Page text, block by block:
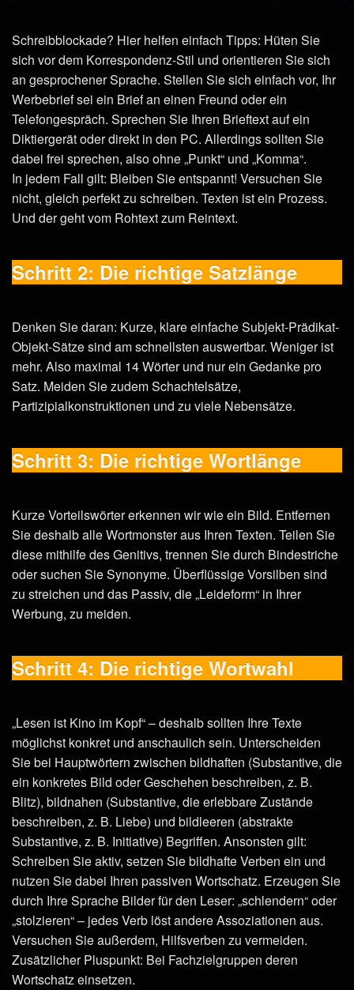
Schreibblockade? Hier helfen einfach Tipps: Hüten Sie
sich vor dem Korrespondenz-Stil und orientieren Sie sich
an gesprochener Sprache. Stellen Sie sich einfach vor, Ihr
Werbebrief sei ein Brief an einen Freund oder ein
Telefongespräch. Sprechen Sie Ihren Brieftext auf ein
Diktiergerät oder direkt in den PC. Allerdings sollten Sie
dabei frei sprechen, also ohne „Punkt“ und „Komma“.
In jedem Fall gilt: Bleiben Sie entspannt! Versuchen Sie
nicht, gleich perfekt zu schreiben. Texten ist ein Prozess.
Und der geht vom Rohtext zum Reintext.
Schritt 2: Die richtige Satzlänge
Denken Sie daran: Kurze, klare einfache Subjekt-Prädikat-
Objekt-Sätze sind am schnellsten auswertbar. Weniger ist
mehr. Also maximal 14 Wörter und nur ein Gedanke pro
Satz. Meiden Sie zudem Schachtelsätze,
Partizipialkonstruktionen und zu viele Nebensätze.
Schritt 3: Die richtige Wortlänge
Kurze Vorteilswörter erkennen wir wie ein Bild. Entfernen
Sie deshalb alle Wortmonster aus Ihren Texten. Teilen Sie
diese mithilfe des Genitivs, trennen Sie durch Bindestriche
oder suchen Sie Synonyme. Überflüssige Vorsilben sind
zu streichen und das Passiv, die „Leideform“ in Ihrer
Werbung, zu meiden.
Schritt 4: Die richtige Wortwahl
„Lesen ist Kino im Kopf“ – deshalb sollten Ihre Texte
möglichst konkret und anschaulich sein. Unterscheiden
Sie bei Hauptwörtern zwischen bildhaften (Substantive, die
ein konkretes Bild oder Geschehen beschreiben, z. B.
Blitz), bildnahen (Substantive, die erlebbare Zustände
beschreiben, z. B. Liebe) und bildleeren (abstrakte
Substantive, z. B. Initiative) Begriffen. Ansonsten gilt:
Schreiben Sie aktiv, setzen Sie bildhafte Verben ein und
nutzen Sie dabei Ihren passiven Wortschatz. Erzeugen Sie
durch Ihre Sprache Bilder für den Leser: „schlendern“ oder
„stolzieren“ – jedes Verb löst andere Assoziationen aus.
Versuchen Sie außerdem, Hilfsverben zu vermeiden.
Zusätzlicher Pluspunkt: Bei Fachzielgruppen deren
Wortschatz einsetzen.